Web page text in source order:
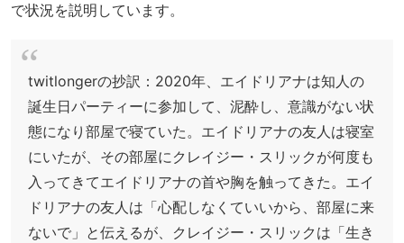
で状況を説明しています。
twitlongerの抄訳：2020年、エイドリアナは知人の
誕生日パーティーに参加して、泥酔し、意識がない状
態になり部屋で寝ていた。エイドリアナの友人は寝室
にいたが、その部屋にクレイジー・スリックが何度も
入ってきてエイドリアナの首や胸を触ってきた。エイ
ドリアナの友人は「心配しなくていいから、部屋に来
ないで」と伝えるが、クレイジー・スリックは「生き